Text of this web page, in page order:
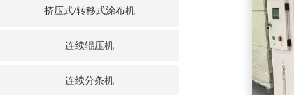
挤压式/转移式涂布机
连续辊压机
连续分条机